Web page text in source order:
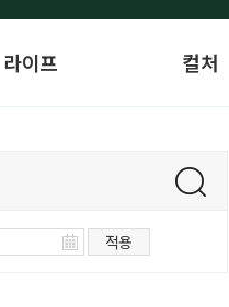
라이프 컬처
적용